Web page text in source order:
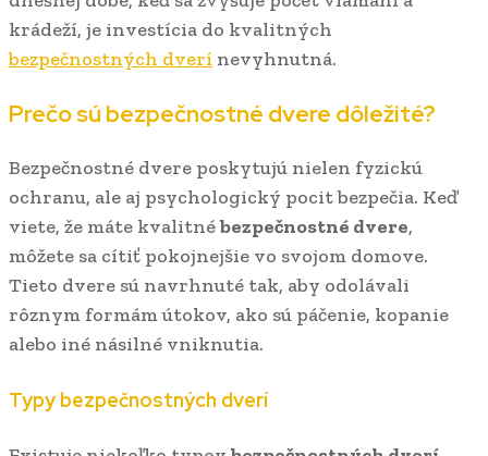
krádeží, je investícia do kvalitných
bezpečnostných dverí nevyhnutná.
Prečo sú bezpečnostné dvere dôležité?
Bezpečnostné dvere poskytujú nielen fyzickú
ochranu, ale aj psychologický pocit bezpečia. Keď
viete, že máte kvalitnébezpečnostné dvere,
môžete sa cítiť pokojnejšie vo svojom domove.
Tieto dvere sú navrhnuté tak, aby odolávali
rôznym formám útokov, ako sú páčenie, kopanie
alebo iné násilné vniknutia.
Typy bezpečnostných dverí